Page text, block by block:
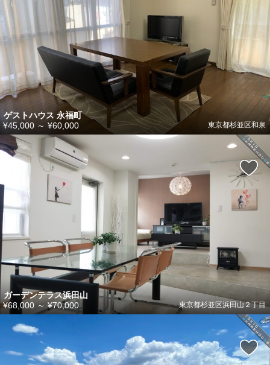
ゲストハウス 永福町
東京都杉並区和泉
¥45,000 ～ ¥60,000
ガーデンテラス浜田山
東京都杉並区浜田山２丁目
¥68,000～¥70,000